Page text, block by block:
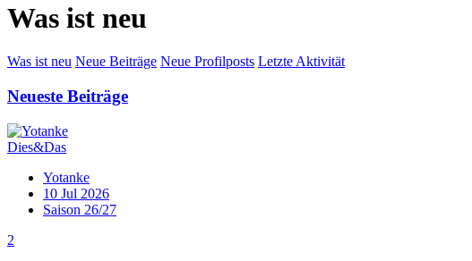
Was ist neu
Was ist neu Neue Beiträge Neue Profilposts Letzte Aktivität
Neueste Beiträge
Dies&Das
Yotanke
10 Jul 2026
Saison 26/27
2